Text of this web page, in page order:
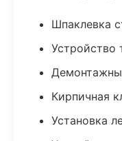
Шпаклевка
Устройство
Кирпичная
Установка